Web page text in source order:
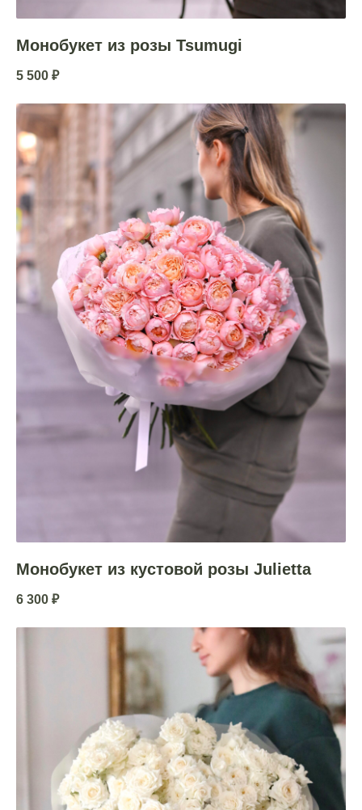
Монобукет из розы Tsumugi
5 500 ₽
Монобукет из кустовой розы Julietta
6 300 ₽